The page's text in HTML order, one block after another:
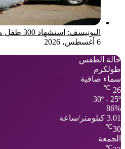
اليونيسف: استشهاد 300 طفل منذ وقف إطلاق النار في غزة
6 أغسطس، 2026
حالة الطقس
طولكرم
سماء صافية
26
℃
30º - 25º
86%
3.01 كيلومتر/ساعة
30
℃
الجمعة
℃